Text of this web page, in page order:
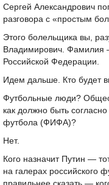
Сергей Александрович
разговора с «простым
Этого болельщика вы,
Владимирович. Фамилия
Российской Федерации.
Идем дальше. Кто будет
Футбольные люди?
как должно быть
футбола (ФИФА)?
Нет.
Кого назначит Путин —
на галерах российского